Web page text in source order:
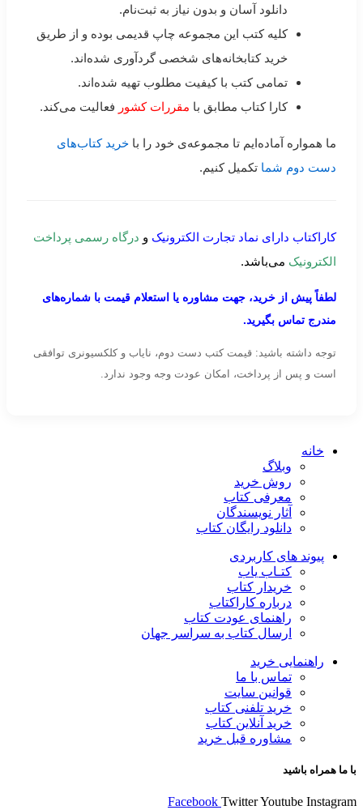
دانلود آسان و بدون نیاز به ثبت‌نام.
کلیه کتب این مجموعه چاپ قدیمی بوده و از طریق
خرید کتابخانه‌های شخصی گردآوری شده‌اند.
تمامی کتب با کیفیت مطلوب تهیه شده‌اند.
کارا کتاب مطابق با مقررات کشور فعالیت می‌کند.
ما همواره آماده‌ایم تا مجموعه‌ی خود را با خرید کتاب‌های
دست دوم شما تکمیل کنیم.
کاراکتاب دارای نماد تجارت الکترونیک و درگاه رسمی پرداخت
الکترونیک می‌باشد.
لطفاً پیش از خرید، جهت مشاوره یا استعلام قیمت با شماره‌های
مندرج تماس بگیرید.
توجه داشته باشید: قیمت کتب دست دوم، نایاب و کلکسیونری توافقی
است و پس از پرداخت، امکان عودت وجه وجود ندارد.
خانه
وبلاگ
روش خرید
معرفی کتاب
آثار نویسندگان
دانلود رایگان کتاب
پیوند های کاربردی
کتـاب یاب
خریدار کتاب
درباره کاراکتاب
راهنمای عودت کتاب
ارسال کتاب به سراسر جهان
راهنمایی خرید
تماس با ما
قوانین سایت
خرید تلفنی کتاب
خرید آنلاین کتاب
مشاوره قبل خرید
با ما همراه باشید
Facebook TwitterYoutube Instagram